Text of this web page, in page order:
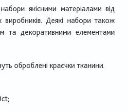
якісними матеріалами від
виробників. Деякі набори також
та декоративними елементами
оброблені краєчки тканини.